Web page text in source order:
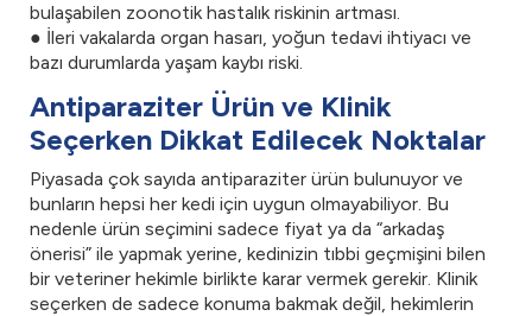
bulaşabilen zoonotik hastalık riskinin artması.
● İleri vakalarda organ hasarı, yoğun tedavi ihtiyacı ve
bazı durumlarda yaşam kaybı riski.
Antiparaziter Ürün ve Klinik
Seçerken Dikkat Edilecek Noktalar
Piyasada çok sayıda antiparaziter ürün bulunuyor ve
bunların hepsi her kedi için uygun olmayabiliyor. Bu
nedenle ürün seçimini sadece fiyat ya da “arkadaş
önerisi” ile yapmak yerine, kedinizin tıbbi geçmişini bilen
bir veteriner hekimle birlikte karar vermek gerekir. Klinik
seçerken de sadece konuma bakmak değil, hekimlerin